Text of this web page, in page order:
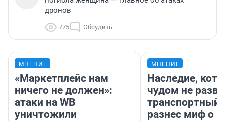
дронов
775 Обсудить
МНЕНИЕ
«Маркетплейс нам
ничего не должен»:
атаки на WB
уничтожили
МНЕНИЕ
Наследие,
чудом не
транспортный
разнес миф о